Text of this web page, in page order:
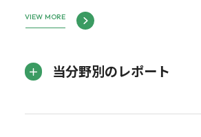
VIEW MORE
当分野別のレポート